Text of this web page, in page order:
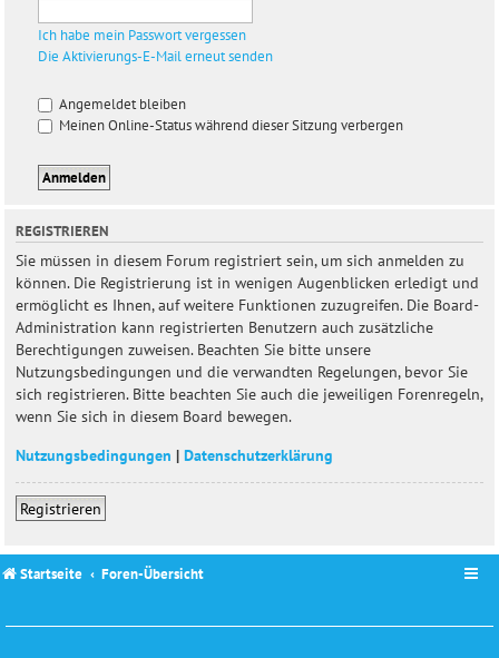
Ich habe mein Passwort vergessen
Die Aktivierungs-E-Mail erneut senden
Angemeldet bleiben
Meinen Online-Status während dieser Sitzung verbergen
REGISTRIEREN
Sie müssen in diesem Forum registriert sein, um sich anmelden zu
können. Die Registrierung ist in wenigen Augenblicken erledigt und
ermöglicht es Ihnen, auf weitere Funktionen zuzugreifen. Die Board-
Administration kann registrierten Benutzern auch zusätzliche
Berechtigungen zuweisen. Beachten Sie bitte unsere
Nutzungsbedingungen und die verwandten Regelungen, bevor Sie
sich registrieren. Bitte beachten Sie auch die jeweiligen Forenregeln,
wenn Sie sich in diesem Board bewegen.
Nutzungsbedingungen | Datenschutzerklärung
Registrieren
Startseite Foren-Übersicht